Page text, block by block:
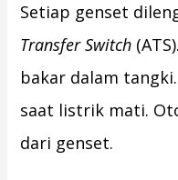
Setiap genset
Transfer Switch
bakar dalam
saat listrik mati.
dari genset.